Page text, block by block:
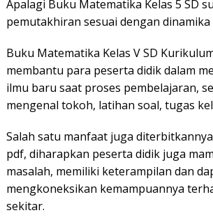
Apalagi Buku Matematika Kelas 5 SD
pemutakhiran sesuai dengan
Buku Matematika Kelas V SD
membantu para peserta didik dalam
ilmu baru saat proses pembelajaran,
mengenal tokoh, latihan soal, tugas
Salah satu manfaat juga
pdf, diharapkan peserta didik juga
masalah, memiliki keterampilan dan
mengkoneksikan kemampuannya
sekitar.